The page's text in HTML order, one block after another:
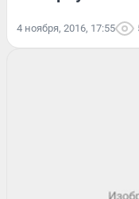
4 ноября, 2016, 17:55